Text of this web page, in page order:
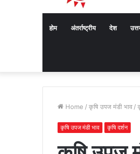
होम अंतर्राष्ट्रीय देश
Home / कृषि उपज मंडी भाव /
कृषि उपज मंडी भाव कृषि दर्शन